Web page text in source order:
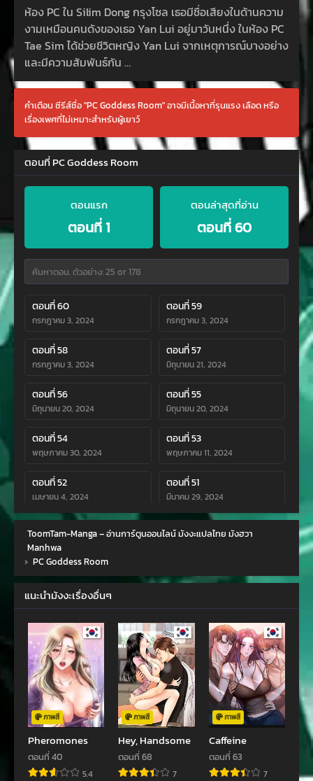
ห้อง PC ใน Silim Dong กรุงโซล เธอมีชื่อเสียงในด้านความ
งามเหมือนคนดังของเธอ Yan Lui อยู่มาวันหนึ่ง ในห้อง PC
Tae Sim ได้ช่วยชีวิตหญิง Yan Lui จากเหตุการณ์บางอย่าง
และมีความสัมพันธ์กัน …
คำเตือน ซีรีส์ชื่อ "PC Goddess Room" อาจมีเนื้อหาที่รุนแรง เลือด หรือ
เรื่องเพศที่ไม่เหมาะสำหรับผู้เยาว์
ตอนที่ PC Goddess Room
ตอนแรก
ตอนที่ 1
ตอนล่าสุดที่อ่าน
ตอนที่ 60
ตอนที่ 60
กรกฎาคม 3, 2024
ตอนที่ 59
กรกฎาคม 3, 2024
ตอนที่ 58
กรกฎาคม 3, 2024
ตอนที่ 57
มิถุนายน 21, 2024
ตอนที่ 56
มิถุนายน 20, 2024
ตอนที่ 55
มิถุนายน 20, 2024
ตอนที่ 54
พฤษภาคม 30, 2024
ตอนที่ 53
พฤษภาคม 11, 2024
ตอนที่ 52
เมษายน 4, 2024
ตอนที่ 51
มีนาคม 29, 2024
มีนาคม 8, 2024
ตอนที่ 49
กุมภาพันธ์ 19, 2024
กุมภาพันธ์ 10, 2024 มกราคม 25, 2024
มกราคม 25, 2024 ธันวาคม 10, 2023
ตอนที่ 44
พฤศจิกายน 1, 2023
ตอนที่ 43
พฤศจิกายน 1, 2023
ตอนที่ 43
ตุลาคม 14, 2023
ตอนที่ 42
กันยายน 30, 2023
ตอนที่ 41
กันยายน 5, 2023
ตอนที่ 39
กันยายน 5, 2023
ToomTam-Manga – อ่านการ์ตูนออนไลน์ มังงะแปลไทย มังฮวา
Manhwa
› PC Goddess Room
แนะนำมังงะเรื่องอื่นๆ
ภาพสี
Pheromones
ตอนที่ 40
5.4
ภาพสี
Hey, Handsome
ตอนที่ 68
7
ภาพสี
Caffeine
ตอนที่ 63
7